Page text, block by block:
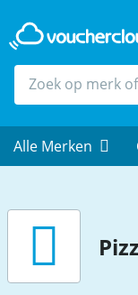
Alle Merken